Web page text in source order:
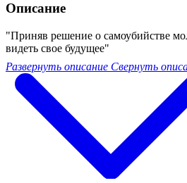
Описание
"Приняв решение о самоубийстве
видеть свое будущее"
Развернуть описание Свернуть